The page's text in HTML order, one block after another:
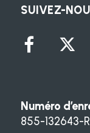
SUIVEZ-
Numéro
855-132643-